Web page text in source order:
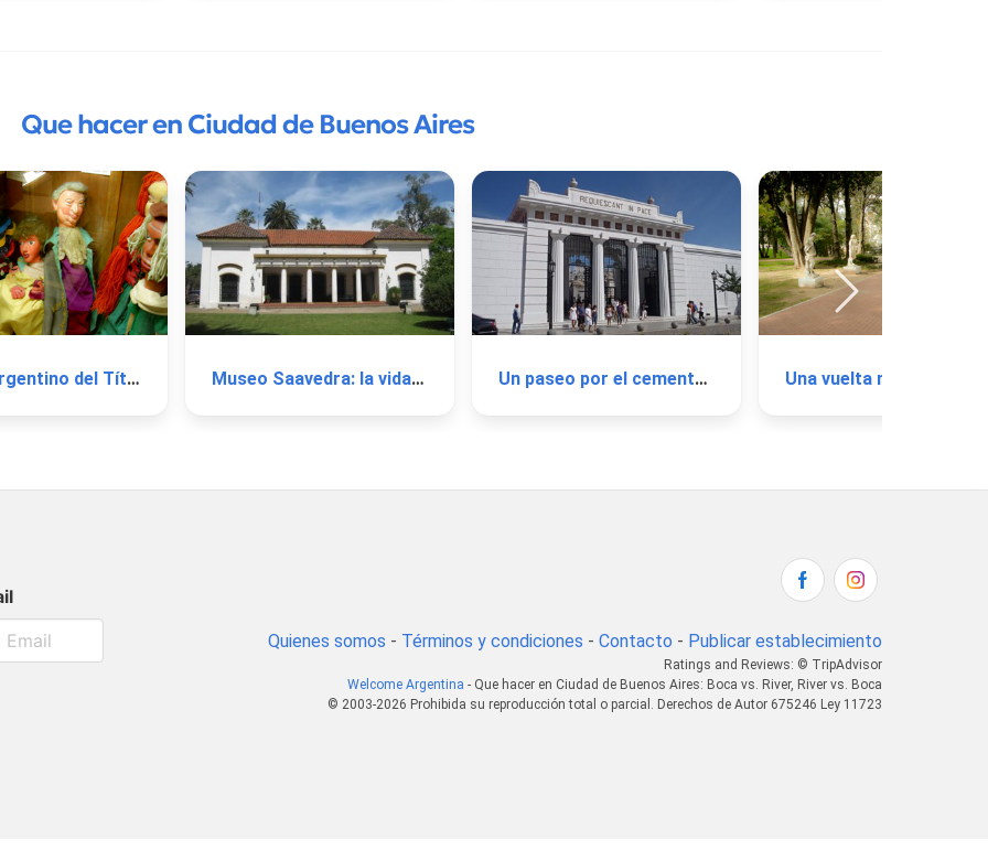
Que hacer en Ciudad de Buenos Aires
Museo Argentino del Títere Museo Saavedra: la vida íntima del pasado Un paseo por el cementerio de la Recoleta
Quienes somos - Términos y condiciones - Contacto - Publicar establecimiento
Ratings and Reviews: © TripAdvisor
Welcome Argentina - Que hacer en Ciudad de Buenos Aires: Boca vs. River, River vs. Boca
© 2003-2026 Prohibida su reproducción total o parcial. Derechos de Autor 675246 Ley 11723